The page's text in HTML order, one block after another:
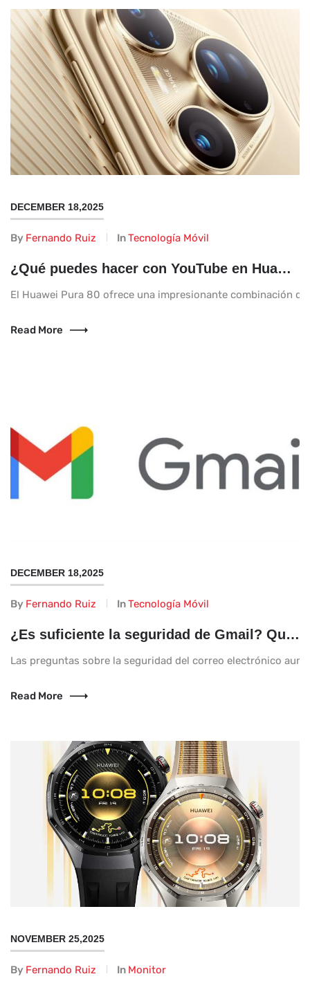
DECEMBER 18,2025
By Fernando Ruiz InTecnología Móvil
¿Qué puedes hacer con YouTube en Huawei Pura 80?
El Huawei Pura 80 ofrece una impresionante combinación
Read More
DECEMBER 18,2025
By Fernando Ruiz InTecnología Móvil
¿Es suficiente la seguridad de Gmail? Qué deberías verificar ahora
Las preguntas sobre la seguridad del correo electrónico
Read More
NOVEMBER 25,2025
By Fernando Ruiz In Monitor